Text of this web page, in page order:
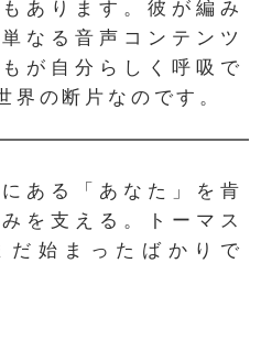
あります。彼が編み
なる音声コンテンツ
が自分らしく呼吸で
界の断片なのです。
ある「あなた」を肯
を支える。トーマス
だ始まったばかりで